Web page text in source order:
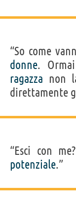
“So come
donne.
ragazza non
direttamente
“Esci con
potenziale.”